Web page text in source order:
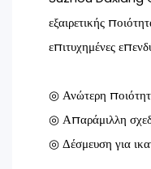
εξαιρετικής
επιτυχημένες
◎ Ανώτερη
◎ Απαράμιλλη
◎ Δέσμευση για